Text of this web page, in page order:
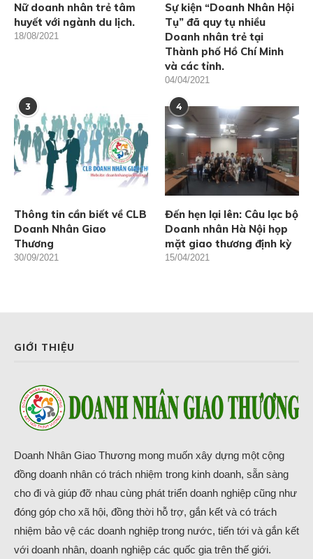
Nữ doanh nhân trẻ tâm
huyết với ngành du lịch.
18/08/2021
Sự kiện “Doanh Nhân Hội
Tụ” đã quy tụ nhiều
Doanh nhân trẻ tại
Thành phố Hồ Chí Minh
và các tỉnh.
04/04/2021
3
Thông tin cần biết về CLB
Doanh Nhân Giao
Thương
30/09/2021
4
Đến hẹn lại lên: Câu lạc bộ
Doanh nhân Hà Nội họp
mặt giao thương định kỳ
15/04/2021
GIỚI THIỆU
Doanh Nhân Giao Thương mong muốn xây dựng một cộng
đồng doanh nhân có trách nhiệm trong kinh doanh, sẵn sàng
cho đi và giúp đỡ nhau cùng phát triển doanh nghiệp cũng như
đóng góp cho xã hội, đồng thời hỗ trợ, gắn kết và có trách
nhiệm bảo vệ các doanh nghiệp trong nước, tiến tới và gắn kết
với doanh nhân, doanh nghiệp các quốc gia trên thế giới.